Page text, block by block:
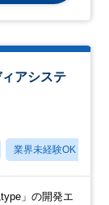
アシステ
業界未経験OK
」の開発エ